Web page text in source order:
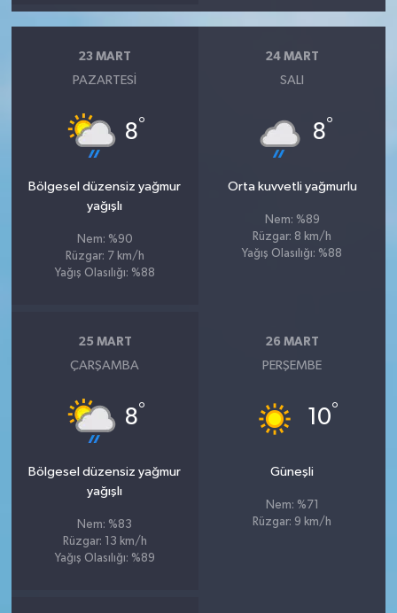
23 MART
PAZARTESI
8°
Bölgesel düzensiz yağmur
yağışlı
Nem: %90
Rüzgar: 7 km/h
Yağış Olasılığı: %88
24 MART
SALI
8°
Orta kuvvetli yağmurlu
Nem: %89
Rüzgar: 8 km/h
Yağış Olasılığı: %88
25 MART
ÇARŞAMBA
8°
Bölgesel düzensiz yağmur
yağışlı
Nem: %83
Rüzgar: 13 km/h
Yağış Olasılığı: %89
26 MART
PERŞEMBE
10°
Güneşli
Nem: %71
Rüzgar: 9 km/h